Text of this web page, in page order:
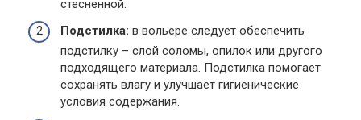
стесненной.
Подстилка: в вольере следует обеспечить
подстилку – слой соломы, опилок или другого
подходящего материала. Подстилка помогает
сохранять влагу и улучшает гигиенические
условия содержания.